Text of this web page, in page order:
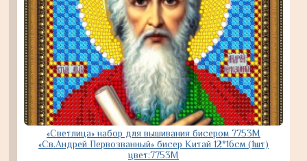
«Светлица» набор для вышивания бисером 7753М
«Св.Андрей Первозванный» бисер Китай 12*16см (1шт)
цвет:7753М